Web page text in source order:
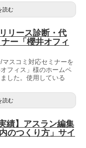
読む
リース診断・代
ー「櫻井オフィ
スコミ対応セミナーを
フィス」様のホームペ
した。使用している
読む
績】アスラン編集
のつくり方」サイ